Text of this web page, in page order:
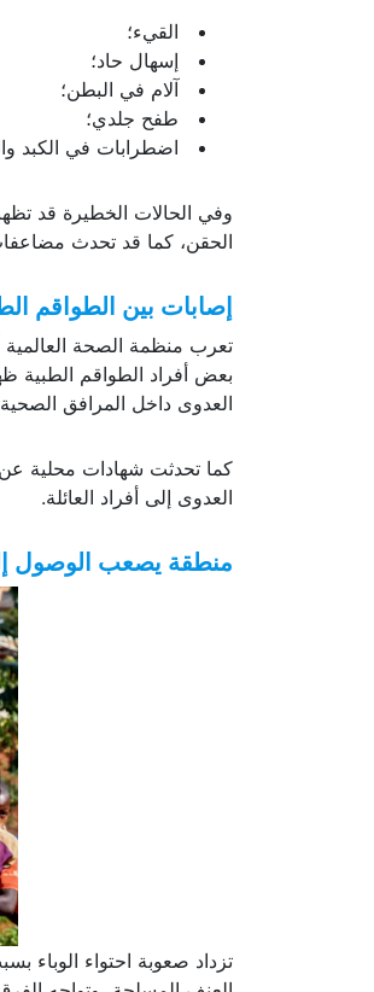
القيء؛
إسهال حاد؛
آلام في البطن؛
طفح جلدي؛
وفي الحالات الخطيرة قد
إصابات بين الطواقم
تعرب منظمة الصحة
بعض أفراد الطواقم الطبية
كما تحدثت شهادات محلية
منطقة يصعب الوصول